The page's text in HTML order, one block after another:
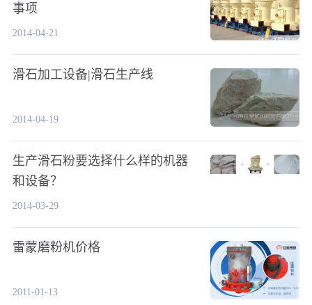
事项
2014-04-21
滑石加工设备|滑石生产线
2014-04-19
生产滑石粉要选择什么样的机器
和设备？
2014-03-29
雷蒙磨粉机价格
2011-01-13